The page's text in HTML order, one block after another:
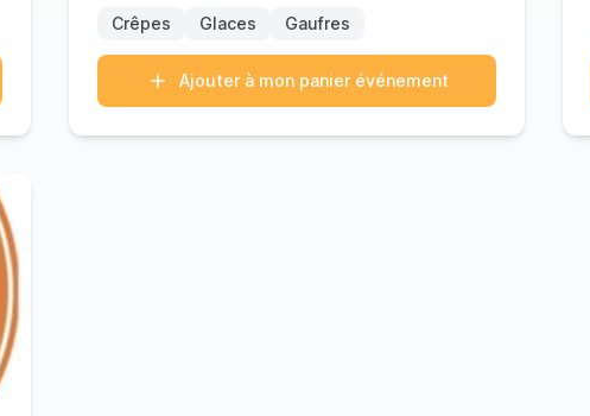
Crêpes Glaces Gaufres
Ajouter à mon panier événement